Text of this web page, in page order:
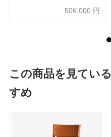
506,000 円
この商品を見てい
すめ